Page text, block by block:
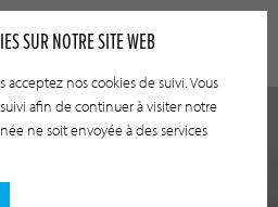
SUR NOTRE SITE WEB
acceptez nos cookies de suivi. Vous
afin de continuer à visiter notre
ne soit envoyée à des services